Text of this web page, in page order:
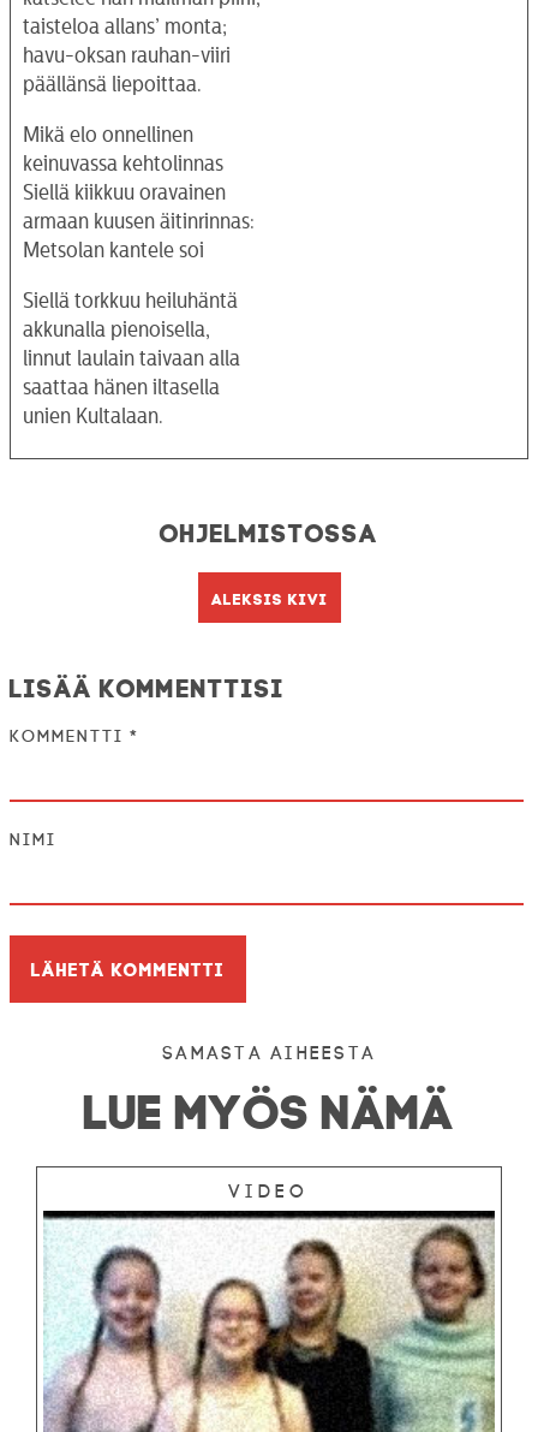
taisteloa allans’ monta;
havu-oksan rauhan-viiri
päällänsä liepoittaa.
Mikä elo onnellinen
keinuvassa kehtolinnas
Siellä kiikkuu oravainen
armaan kuusen äitinrinnas:
Metsolan kantele soi
Siellä torkkuu heiluhäntä
akkunalla pienoisella,
linnut laulain taivaan alla
saattaa hänen iltasella
unien Kultalaan.
Ohjelmistossa
Aleksis Kivi
Lisää kommenttisi
Kommentti *
Nimi
Samasta aiheesta
LUE MYÖS NÄMÄ
Video